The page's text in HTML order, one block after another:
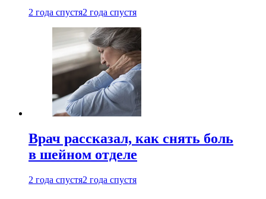
2 года спустя2 года спустя
Врач рассказал, как снять боль
в шейном отделе
2 года спустя2 года спустя